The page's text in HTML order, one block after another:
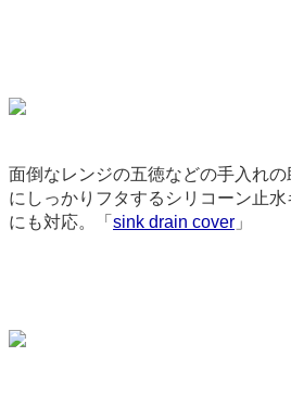
面倒なレンジの五徳などの手入れ
にしっかりフタするシリコーン止
にも対応。「 sink drain cover 」